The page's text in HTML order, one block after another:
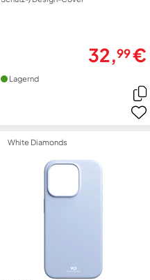
32,99€
Lagernd
White Diamonds